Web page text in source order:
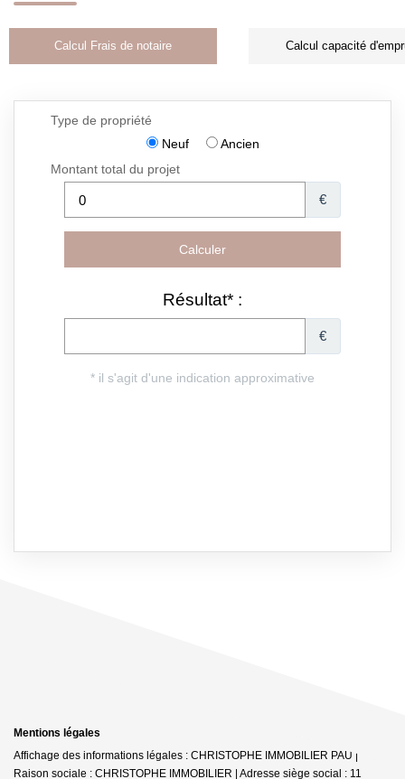
Calcul Frais de notaire Calcul capacité
Mentions légales
Affichage des informations légales : CHRISTOPHE IMMOBILIER PAU |
Raison sociale : CHRISTOPHE IMMOBILIER | Adresse siège social : 11